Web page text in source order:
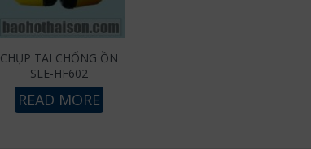
CHỤP TAI CHỐNG ỒN
SLE-HF602
READ MORE